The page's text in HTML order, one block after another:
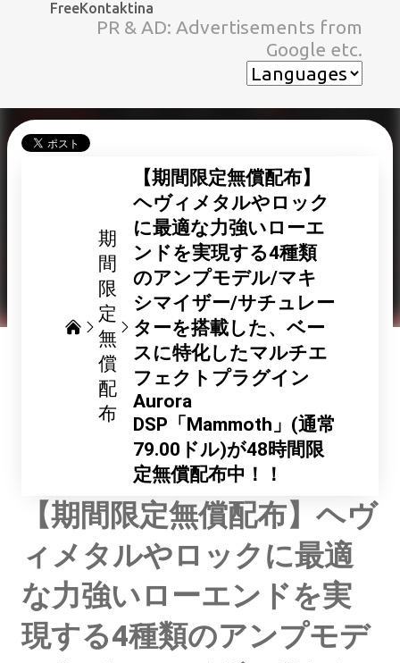
スキップしてメイン コンテンツに移動
FreeKontaktina
PR & AD: Advertisements from
Google etc.
期
間
限
定
無
償
配
布
【期間限定無償配布】
ヘヴィメタルやロック
に最適な力強いローエ
ンドを実現する4種類
のアンプモデル/マキ
シマイザー/サチュレー
ターを搭載した、ベー
スに特化したマルチエ
フェクトプラグイン
Aurora
DSP「Mammoth」(通常
79.00ドル)が48時間限
定無償配布中！！
【期間限定無償配布】ヘヴ
ィメタルやロックに最適
な力強いローエンドを実
現する4種類のアンプモデ